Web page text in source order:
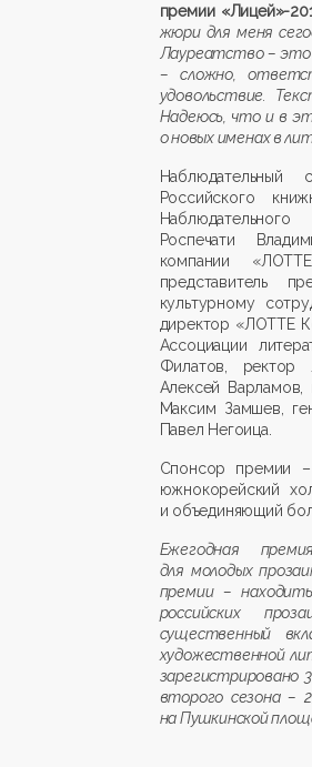
премии «Лицей»-
жюри для меня
Лауреатство –
– сложно,
удовольствие.
Надеюсь, что и в
о новых именах в
Наблюдательный
Российского
Роспечати
компании
представитель
культурному
директор «ЛОТТЕ
Ассоциации
Филатов, ректор
Алексей Варламов,
Максим Замшев,
Павел Негоица.
Спонсор премии
южнокорейский
и объединяющий
Ежегодная
для молодых
премии –
российских
существенный
художественной
зарегистрировано
второго сезона –
на Пушкинской